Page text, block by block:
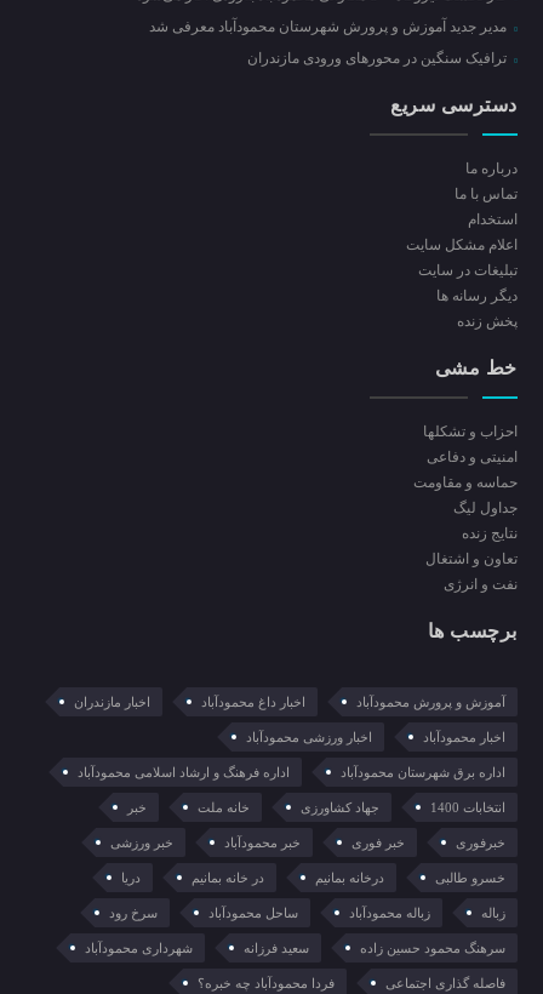
مدیر جدید آموزش و پرورش شهرستان محمودآباد معرفی شد
ترافیک سنگین در محور‌های ورودی مازندران
دسترسی سریع
درباره ما
تماس با ما
استخدام
اعلام مشکل سایت
تبلیغات در سایت
ديگر رسانه ها
پخش زنده
خط مشی
احزاب و تشکلها
امنیتی و دفاعی
حماسه و مقاومت
جداول لیگ
نتایج زنده
تعاون و اشتغال
نفت و انرژی
برچسب ها
آموزش و پرورش محمودآباد اخبار داغ محمودآباد اخبار مازندران
اخبار محمودآباد اخبار ورزشی محمودآباد
اداره برق شهرستان محمودآباد اداره فرهنگ و ارشاد اسلامی محمودآباد
انتخابات 1400 جهاد کشاورزی خانه ملت خبر
خبرفوری خبر فوری خبر محمودآباد خبر ورزشی
خسرو طالبی درخانه بمانیم در خانه بمانیم دریا
زباله زباله محمودآباد ساحل محمودآباد سرخ رود
سرهنگ محمود حسین زاده سعید فرزانه شهرداری محمودآباد
فاصله گذاری اجتماعی فردا محمودآباد چه خبره؟